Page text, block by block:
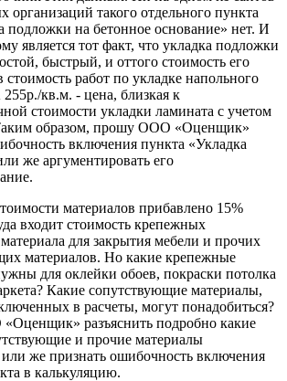
организаций такого отдельного пункта
подложки на бетонное основание» нет. И
является тот факт, что укладка подложки
быстрый, и оттого стоимость его
стоимость работ по укладке напольного
кв.м. - цена, близкая к
стоимости укладки ламината с учетом
образом, прошу ООО «Оценщик»
включения пункта «Укладка
же аргументировать его
материалов прибавлено 15%
входит стоимость крепежных
для закрытия мебели и прочих
материалов. Но какие крепежные
для оклейки обоев, покраски потолка
Какие сопутствующие материалы,
в расчеты, могут понадобиться?
разъяснить подробно какие
и прочие материалы
же признать ошибочность включения
в калькуляцию.